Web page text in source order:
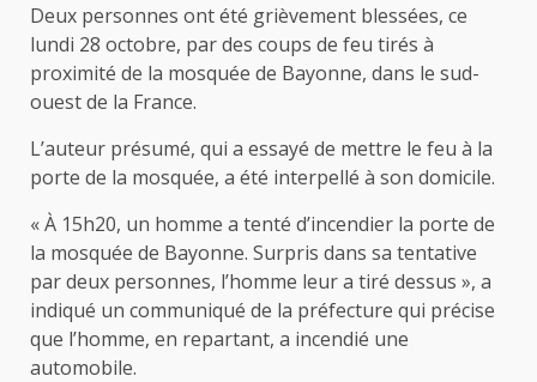
Deux personnes ont été grièvement blessées, ce
lundi 28 octobre, par des coups de feu tirés à
proximité de la mosquée de Bayonne, dans le sud-
ouest de la France.
L’auteur présumé, qui a essayé de mettre le feu à la
porte de la mosquée, a été interpellé à son domicile.
« À 15h20, un homme a tenté d’incendier la porte de
la mosquée de Bayonne. Surpris dans sa tentative
par deux personnes, l’homme leur a tiré dessus », a
indiqué un communiqué de la préfecture qui précise
que l’homme, en repartant, a incendié une
automobile.